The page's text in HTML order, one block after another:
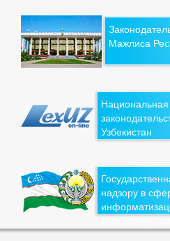
Мажлиса
Узбекистан
надзору в